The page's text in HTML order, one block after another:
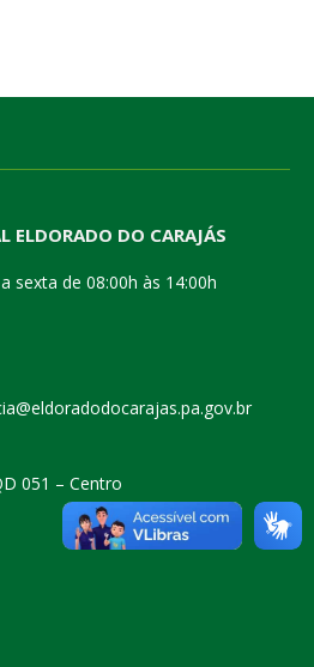
ELDORADO DO CARAJÁS
sexta de 08:00h às 14:00h
051 – Centro